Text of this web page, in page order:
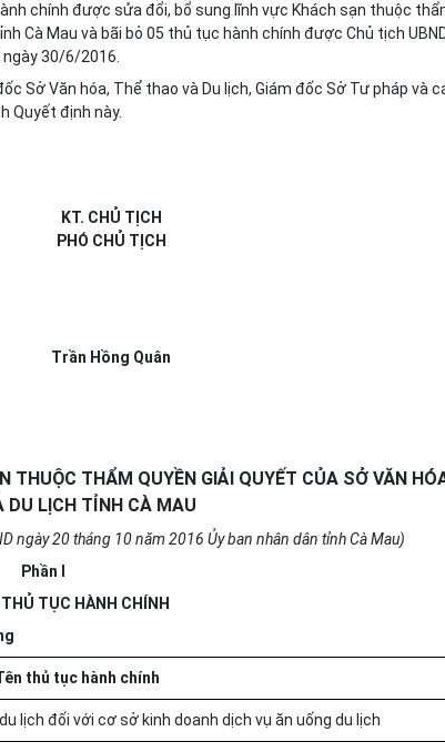
chính được sửa đổi, bổ sung lĩnh vực Khách sạn thuộc
Cà Mau và bãi bỏ 05 thủ tục hành chính được Chủ tịch
ngày 30/6/2016.
Sở Văn hóa, Thể thao và Du lịch, Giám đốc Sở Tư pháp và
Quyết định này.
KT. CH Ủ TỊCH
PHÓ CHỦ TỊCH
Trần Hồng Quân
THUỘC THẨM QUYỀN GIẢI QUYẾT CỦA SỞ VĂN
DU LỊCH TỈNH CÀ MAU
ngày20tháng 10 năm 2016 Ủy ban nhân dân tỉnh Cà Mau)
Phần I
TỤC HÀNH CHÍNH
thủ tục hành chính
lịch đối với cơ sở kinh doanh dịch vụ ăn uống du lịch